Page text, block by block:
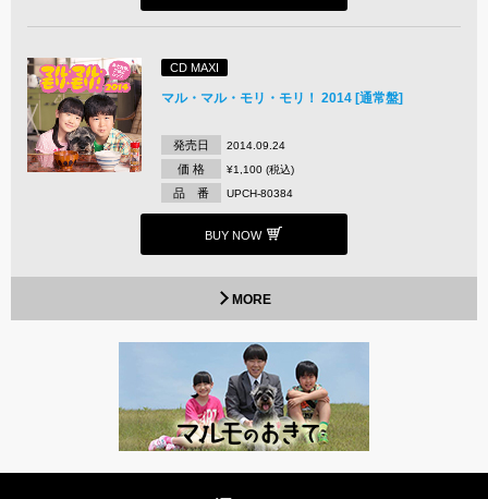
CD MAXI
マル・マル・モリ・モリ！ 2014 [通常盤]
発売日 2014.09.24
価 格 ¥1,100 (税込)
品 番 UPCH-80384
BUY NOW
MORE